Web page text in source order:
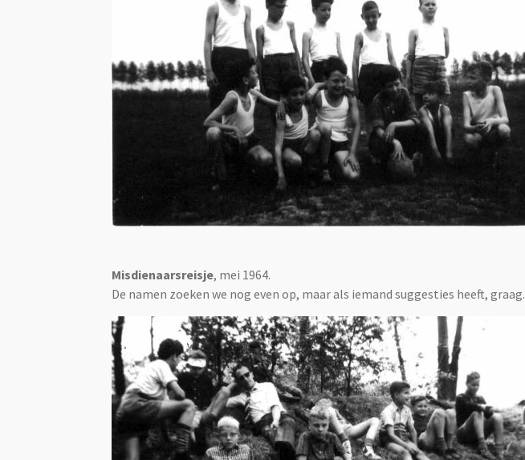
Misdienaarsreisje, mei 1964.
De namen zoeken we nog even op, maar als iemand suggesties heeft, graag.